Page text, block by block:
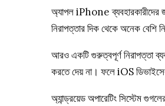
অ্যাপল iPhone
নিরাপত্তার দিক থেকে অনেক
আরও একটি গুরুত্বপূর্ণ নিরাপত্তা
করতে দেয় না। ফলে iOS
অ্যান্ড্রয়েড অপারেটিং সিস্টেম